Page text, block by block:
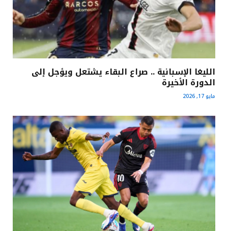
الليغا الإسبانية .. صراع البقاء يشتعل ويؤجل إلى
الدورة الأخيرة
مايو 17, 2026